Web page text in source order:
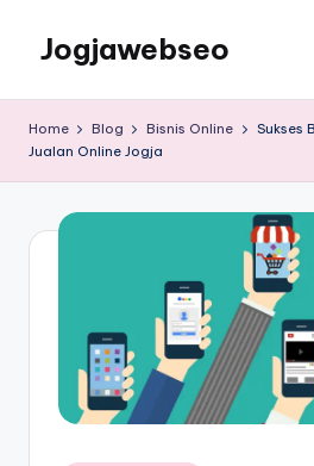
Jogjawebseo
Home Blog Bisnis Online
Sukses
Jualan Online Jogja